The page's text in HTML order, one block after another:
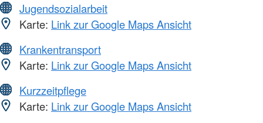
Jugendsozialarbeit
Karte: Link zur Google Maps Ansicht
Krankentransport
Karte: Link zur Google Maps Ansicht
Kurzzeitpflege
Karte: Link zur Google Maps Ansicht